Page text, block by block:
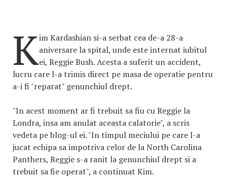
Kim Kardashian si-a serbat cea de-a 28-a
aniversare la spital, unde este internat iubitul
ei, Reggie Bush. Acesta a suferit un accident,
lucru care l-a trimis direct pe masa de operatie pentru
a-i fi "reparat" genunchiul drept.
"In acest moment ar fi trebuit sa fiu cu Reggie la
Londra, insa am anulat aceasta calatorie", a scris
vedeta pe blog-ul ei. "In timpul meciului pe care l-a
jucat echipa sa impotriva celor de la North Carolina
Panthers, Reggie s-a ranit la genunchiul drept si a
trebuit sa fie operat", a continuat Kim.